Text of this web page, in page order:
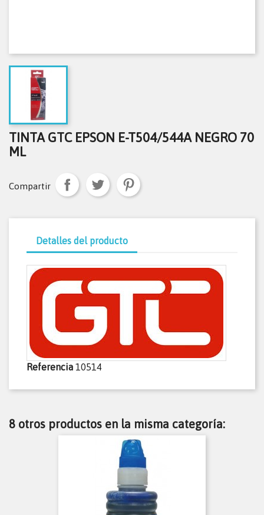
TINTA GTC EPSON E-T504/544A NEGRO 70
ML
Compartir
Detalles del producto
Referencia 10514
8 otros productos en la misma categoría: